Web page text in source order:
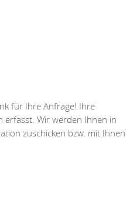
für Ihre Anfrage! Ihre
erfasst. Wir werden Ihnen in
zuschicken bzw. mit Ihnen